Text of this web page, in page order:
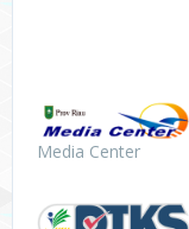
Media Center